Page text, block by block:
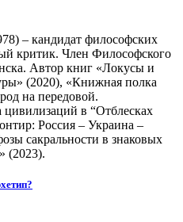
– кандидат философских
критик. Член Философского
Автор книг «Локусы и
(2020), «Книжная полка
на передовой.
цивилизаций в “Отблесках
Россия – Украина –
сакральности в знаковых
(2023).